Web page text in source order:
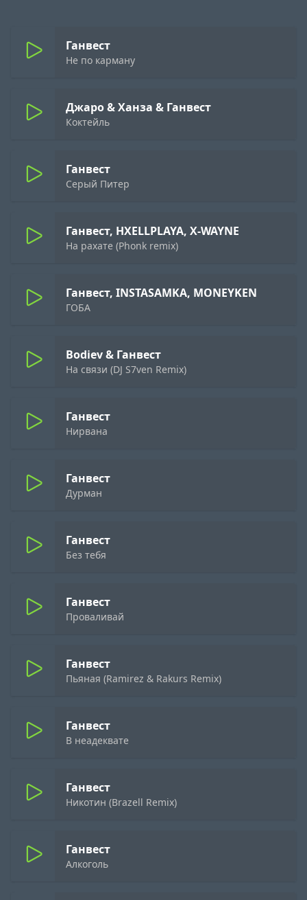
Ганвест
Не по карману
Джаро & Ханза & Ганвест
Коктейль
Ганвест
Серый Питер
Ганвест, HXELLPLAYA, X-WAYNE
На рахате (Phonk remix)
Ганвест, INSTASAMKA, MONEYKEN
ГОБА
Bodiev & Ганвест
На связи (DJ S7ven Remix)
Ганвест
Нирвана
Ганвест
Дурман
Ганвест
Без тебя
Ганвест
Проваливай
Ганвест
Пьяная (Ramirez & Rakurs Remix)
Ганвест
В неадеквате
Ганвест
Никотин (Brazell Remix)
Ганвест
Алкоголь